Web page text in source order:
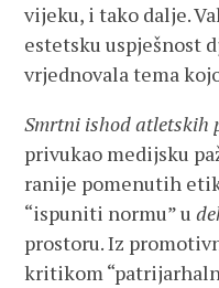
vijeku, i tako dalje.
estetsku uspješnost
vrjednovala tema
Smrtni ishod atletskih
privukao medijsku
ranije pomenutih
“ispuniti normu” u
prostoru. Iz
kritikom